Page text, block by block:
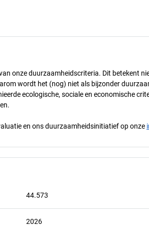
onze duurzaamheidscriteria. Dit betekent
wordt het (nog) niet als bijzonder
ecologische, sociale en economische
en ons duurzaamheidsinitiatief op onze
44.573
2026